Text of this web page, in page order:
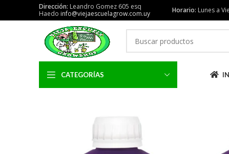
Dirección: Leandro Gomez 605 esq
Haedo info@viejaescuelagrow.com.uy Horario: Lunes a
CATEGORÍAS